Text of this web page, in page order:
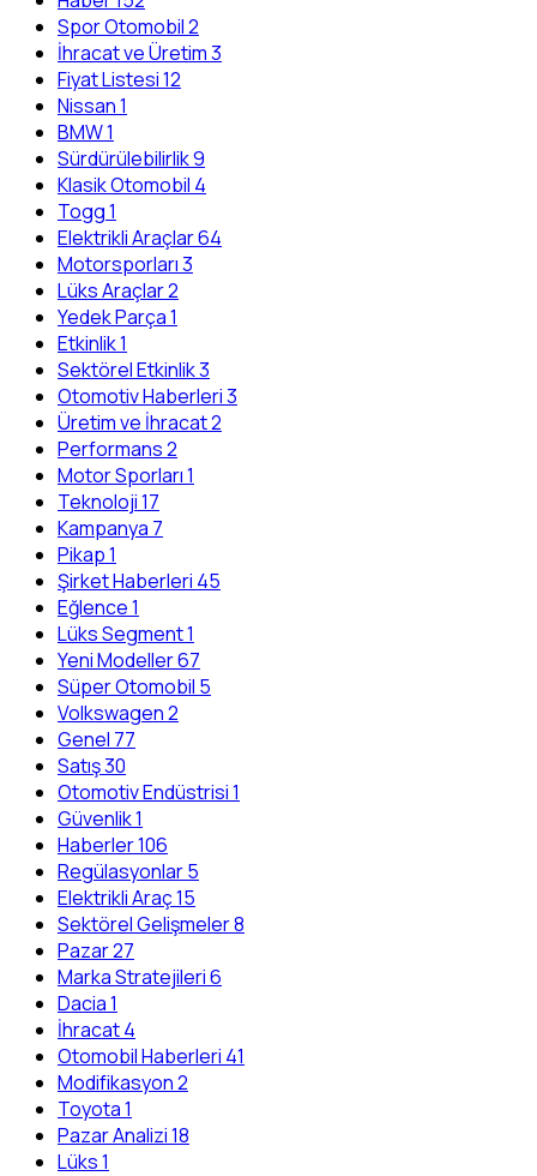
Spor Otomobil2
İhracat ve Üretim3
Fiyat Listesi12
Nissan1
BMW1
Sürdürülebilirlik9
Klasik Otomobil 4
Togg1
Elektrikli Araçlar64
Motorsporları3
Lüks Araçlar2
Yedek Parça1
Etkinlik1
Sektörel Etkinlik3
Otomotiv Haberleri3
Üretim ve İhracat2
Performans2
Motor Sporları1
Teknoloji17
Kampanya 7
Pikap1
Şirket Haberleri 45
Eğlence1
Lüks Segment1
Yeni Modeller67
Süper Otomobil 5
Volkswagen2
Genel 77
Satış30
Otomotiv Endüstrisi1
Güvenlik1
Haberler106
Regülasyonlar5
Elektrikli Araç15
Sektörel Gelişmeler8
Pazar27
Marka Stratejileri6
Dacia1
İhracat4
Otomobil Haberleri 41
Modifikasyon2
Toyota1
Pazar Analizi18
Lüks1